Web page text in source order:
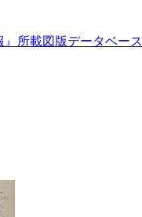
』所載図版データベース